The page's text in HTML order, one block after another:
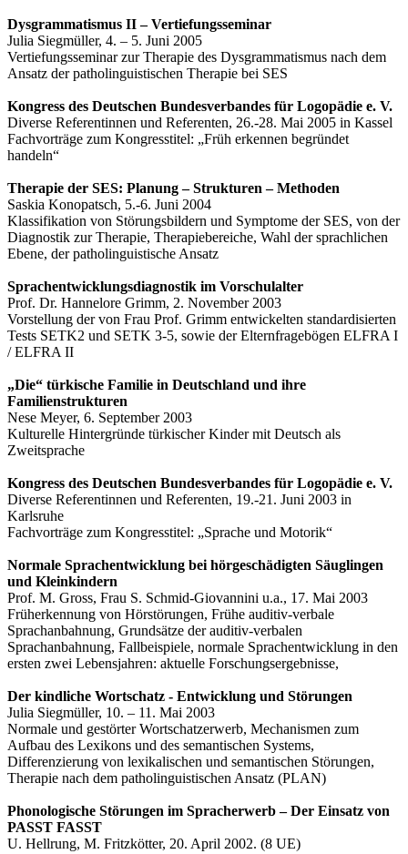
Dysgrammatismus II – Vertiefungsseminar
Julia Siegmüller, 4. – 5. Juni 2005
Vertiefungsseminar zur Therapie des Dysgrammatismus nach dem
Ansatz der patholinguistischen Therapie bei SES
Kongress des Deutschen Bundesverbandes für Logopädie e. V.
Diverse Referentinnen und Referenten, 26.-28. Mai 2005 in Kassel
Fachvorträge zum Kongresstitel: „Früh erkennen begründet
handeln“
Therapie der SES: Planung – Strukturen – Methoden
Saskia Konopatsch, 5.-6. Juni 2004
Klassifikation von Störungsbildern und Symptome der SES, von der
Diagnostik zur Therapie, Therapiebereiche, Wahl der sprachlichen
Ebene, der patholinguistische Ansatz
Sprachentwicklungsdiagnostik im Vorschulalter
Prof. Dr. Hannelore Grimm, 2. November 2003
Vorstellung der von Frau Prof. Grimm entwickelten standardisierten
Tests SETK2 und SETK 3-5, sowie der Elternfragebögen ELFRA I
/ ELFRA II
„Die“ türkische Familie in Deutschland und ihre
Familienstrukturen
Nese Meyer, 6. September 2003
Kulturelle Hintergründe türkischer Kinder mit Deutsch als
Zweitsprache
Kongress des Deutschen Bundesverbandes für Logopädie e. V.
Diverse Referentinnen und Referenten, 19.-21. Juni 2003 in
Karlsruhe
Fachvorträge zum Kongresstitel: „Sprache und Motorik“
Normale Sprachentwicklung bei hörgeschädigten Säuglingen
und Kleinkindern
Prof. M. Gross, Frau S. Schmid-Giovannini u.a., 17. Mai 2003
Früherkennung von Hörstörungen, Frühe auditiv-verbale
Sprachanbahnung, Grundsätze der auditiv-verbalen
Sprachanbahnung, Fallbeispiele, normale Sprachentwicklung in den
ersten zwei Lebensjahren: aktuelle Forschungsergebnisse,
Der kindliche Wortschatz - Entwicklung und Störungen
Julia Siegmüller, 10. – 11. Mai 2003
Normale und gestörter Wortschatzerwerb, Mechanismen zum
Aufbau des Lexikons und des semantischen Systems,
Differenzierung von lexikalischen und semantischen Störungen,
Therapie nach dem patholinguistischen Ansatz (PLAN)
Phonologische Störungen im Spracherwerb – Der Einsatz von
PASST FASST
U. Hellrung, M. Fritzkötter, 20. April 2002. (8 UE)